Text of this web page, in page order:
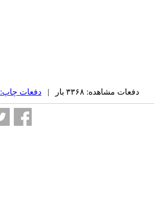
دفعات مشاهده: ۳۳۶۸ بار | دفعات چاپ: ۱۴۴۴ بار